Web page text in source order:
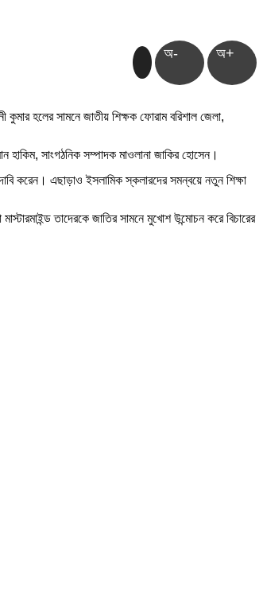
অ- অ+
কুমার হলের সামনে জাতীয় শিক্ষক ফোরাম বরিশাল জেলা,
হাকিম, সাংগঠনিক সম্পাদক মাওলানা জাকির হোসেন।
করেন। এছাড়াও ইসলামিক স্কলারদের সমন্বয়ে নতুন শিক্ষা
তাদেরকে জাতির সামনে মুখোশ উন্মোচন করে বিচারের